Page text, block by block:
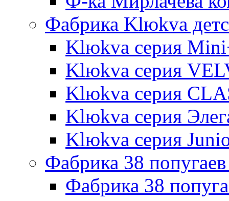
Фабрика Klюkva
Klюkva серия
Klюkva серия
Klюkva серия
Klюkva серия
Klюkva серия
Фабрика 38
Фабрика 38